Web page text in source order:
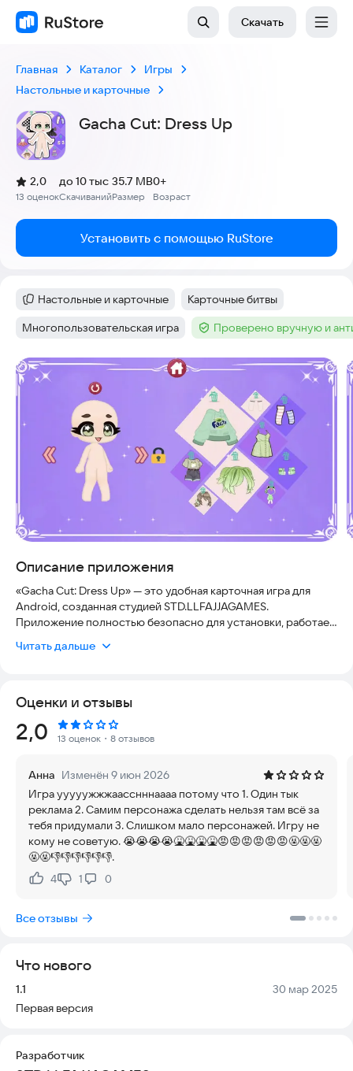
Скачать
Главная Каталог
Игры
Настольные и карточные
Gacha Cut: Dress Up
Рейтинг:
2,0
(
13 оценок
)
Скачиваний
до 10 тыс
Размер
35.7 MB
Возраст
0+
Установить с помощью RuStore
Категория:
Настольные и карточные Тег:
Карточные битвы
Тег:
Многопользовательская игра Тег :Проверено вручную и
Скриншоты
Описание приложения
«Gacha Cut: Dress Up» — это удобная карточная игра для
Android, созданная студией STD.LLFAJJAGAMES.
Приложение полностью безопасно для установки, работает
обновляется, чтобы вы всегда могли пользоваться
В этом приложении вы найдете множество возможностей
для творчества:
* Получайте и делитесь уникальными кодами OC из
популярных игр серии Gacha, включая Gacha Club.
анимированным позам из Gacha Life 2.
избранное и делитесь ими с друзьями.
Игра предлагает простой и интуитивный интерфейс,
который позволяет легко ориентироваться в меню и быстро
находить нужные элементы. Вы можете
экспериментировать с разными стилями одежды и
Читать дальше
Оценки и отзывы
Рейтинг:
2,0 13 оценок ・8 отзывов
Анна Изменён 9 июн 2026
Игра ууууужжжаасснннаааа потому что 1. Один тык
реклама 2. Самим персонажа сделать нельзя там всё за
тебя придумали 3. Слишком мало персонажей. Игру не
кому не советую. 😭😭😭😭🤮🤮🤮🤮😡😡😡😡😡😡🤬🤬🤬
🤬🤬👎👎👎👎👎👎.
Нравится:
4Не нравится:
1 0
Все отзывы
Что нового
Версия:
1.1 Дата:
30 мар 2025
Первая версия
Разработчик